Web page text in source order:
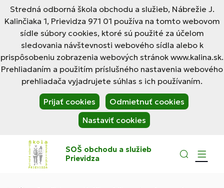
Stredná odborná škola obchodu a služieb, Nábrežie J.
Kalinčiaka 1, Prievidza 971 01 používa na tomto webovom
sídle súbory cookies, ktoré sú použité za účelom
sledovania návštevnosti webového sídla alebo k
prispôsobeniu zobrazenia webových stránok www.kalina.sk.
Prehliadaním a použitím príslušného nastavenia webového
prehliadača vyjadrujete súhlas s ich používaním.
Prijať cookies
Odmietnuť cookies
Nastaviť cookies
SOŠ obchodu a služieb
Prievidza